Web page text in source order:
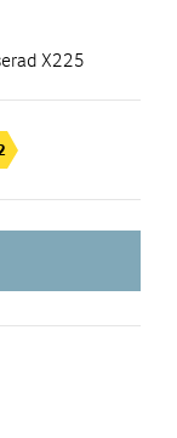
X225